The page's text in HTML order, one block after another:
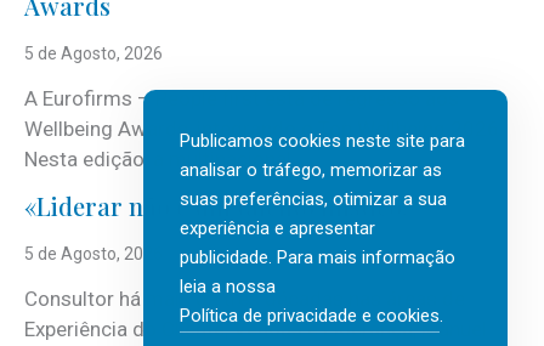
5 de Agosto, 2026
A Eurofirms – People first está de regresso aos
Wellbeing Awards, integrando o Top Wellbeing 2026.
Nesta edição, a multinacional...
«Liderar não é um talento místico.»
5 de Agosto, 2026
Consultor há mais de três décadas nas áreas de
Experiência do Cliente, Vendas e Liderança, Manuel
Publicamos cookies neste site para
analisar o tráfego, memorizar as
suas preferências, otimizar a sua
experiência e apresentar
publicidade. Para mais informação
leia a nossa
Política de privacidade e cookies.